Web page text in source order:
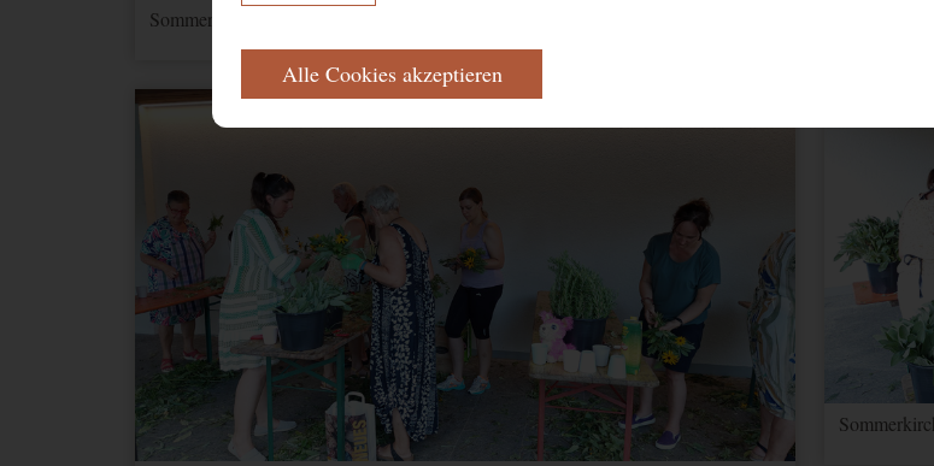
Sommerkirche in Rankweil 2024 - 10
Diese Cookies werden für eine reibungslose Funktion unserer Website benötigt.
Name Zweck
CookieConsent
FUNKTIONAL
Name Zweck
NID Speichert Informationen über Nutzereinstellungen und -informationen
1P_JAR_Cookie
Google-Cookie für Optimierung
YouTube
Videos
Alle Cookies akzeptieren